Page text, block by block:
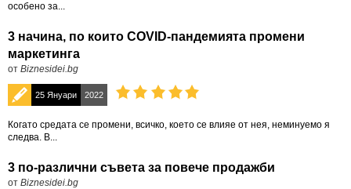
особено за...
3 начина, по които COVID-пандемията промени
маркетинга
от Biznesidei.bg
25 Януари 2022
Когато средата се промени, всичко, което се влияе от нея, неминуемо я
следва. В...
3 по-различни съвета за повече продажби
от Biznesidei.bg